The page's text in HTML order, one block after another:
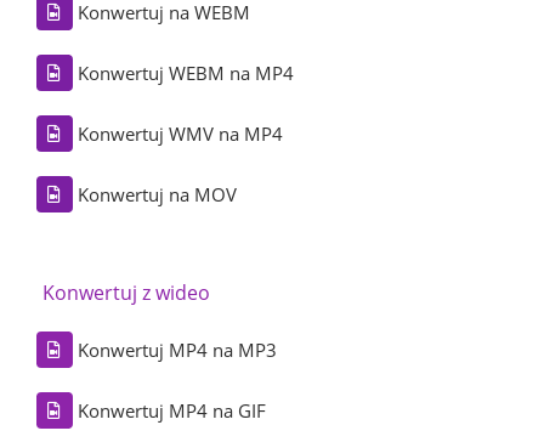
Konwertuj na WEBM
Konwertuj WEBM na MP4
Konwertuj WMV na MP4
Konwertuj na MOV
Konwertuj z wideo
Konwertuj MP4 na MP3
Konwertuj MP4 na GIF